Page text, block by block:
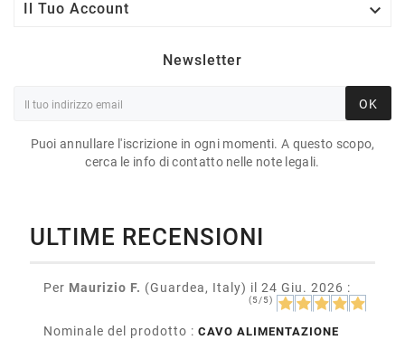
Il Tuo Account 
Newsletter
OK
Puoi annullare l'iscrizione in ogni momenti. A questo scopo,
cerca le info di contatto nelle note legali.
ULTIME RECENSIONI
Per Maurizio F. (Guardea, Italy) il 24 Giu. 2026 :
(5/5)
Nominale del prodotto : CAVO ALIMENTAZIONE